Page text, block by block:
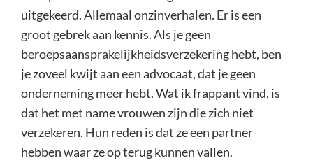
uitgekeerd. Allemaal onzinverhalen. Er is een
groot gebrek aan kennis. Als je geen
beroepsaansprakelijkheidsverzekering hebt, ben
je zoveel kwijt aan een advocaat, dat je geen
onderneming meer hebt. Wat ik frappant vind, is
dat het met name vrouwen zijn die zich niet
verzekeren. Hun reden is dat ze een partner
hebben waar ze op terug kunnen vallen.